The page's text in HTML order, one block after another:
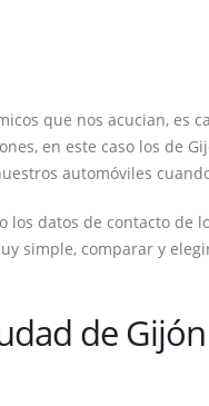
que nos acucian, es
en este caso los de
automóviles
los datos de contacto de
simple, comparar y
de